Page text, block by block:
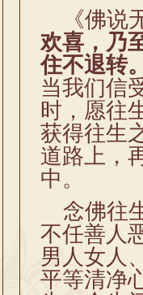
《佛说
欢喜，乃
住不退转
当我们信
时，愿往
获得往生
道路上，
中。
念佛往
不任善人
男人女人
平等清净